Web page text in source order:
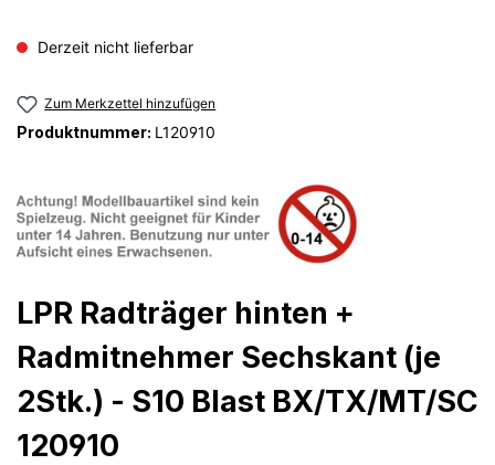
Derzeit nicht lieferbar
Zum Merkzettel hinzufügen
Produktnummer: L120910
LPR Radträger hinten +
Radmitnehmer Sechskant (je
2Stk.) - S10 Blast BX/TX/MT/SC
120910